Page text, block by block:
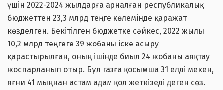
үшін 2022-2024 жылдарға арналған республикалық
бюджеттен 23,3 млрд теңге көлемінде қаражат
көзделген. Бекітілген бюджетке сәйкес, 2022 жылы
10,2 млрд теңгеге 39 жобаны іске асыру
қарастырылған, оның ішінде биыл 24 жобаны аяқтау
жоспарланып отыр. Бұл газға қосымша 31 елді мекен,
яғни 41 мыңнан астам адам қол жеткізеді деген сөз.